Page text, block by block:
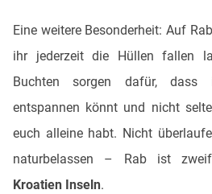
Eine weitere Besonderheit: Auf
ihr jederzeit die Hüllen fallen
Buchten sorgen dafür, dass
entspannen könnt und nicht
euch alleine habt. Nicht
naturbelassen – Rab ist
Kroatien Inseln.